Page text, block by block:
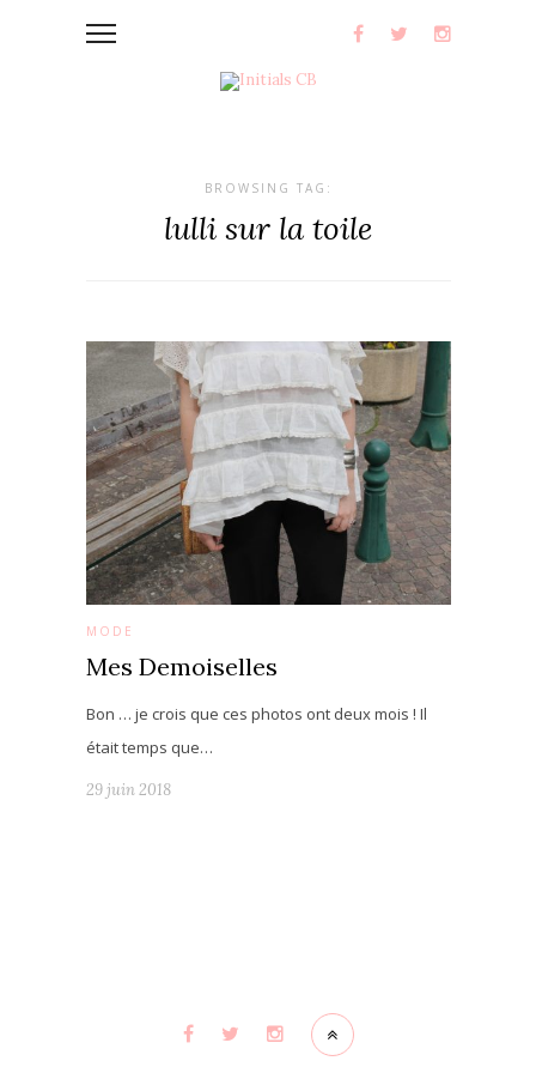
BROWSING TAG:
lulli sur la toile
MODE
Mes Demoiselles
Bon … je crois que ces photos ont deux mois ! Il
était temps que…
29 juin 2018